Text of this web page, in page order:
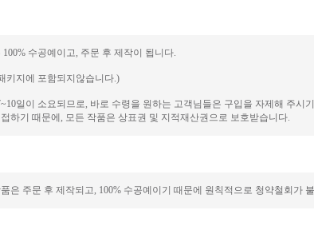
수공예이고, 주문 후 제작이 됩니다.
키지에 포함되지않습니다.)
일이 소요되므로, 바로 수령을 원하는 고객님들은 구입을 자제해 주시
하기 때문에, 모든 작품은 상표권 및 지적재산권으로 보호받습니다.
은 주문 후 제작되고, 100% 수공예이기 때문에 원칙적으로 청약철회가